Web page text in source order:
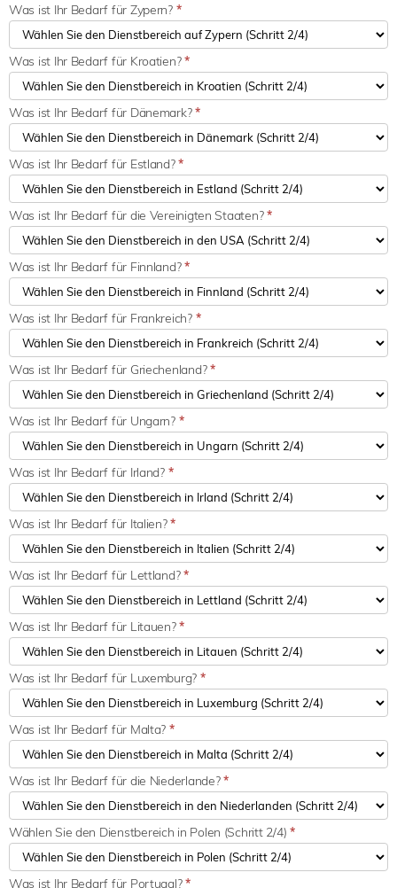
Was ist Ihr Bedarf für Zypern? *
Was ist Ihr Bedarf für Kroatien?*
Was ist Ihr Bedarf für Dänemark?*
Was ist Ihr Bedarf für Estland?*
Was ist Ihr Bedarf für die Vereinigten Staaten?*
Was ist Ihr Bedarf für Finnland?*
Was ist Ihr Bedarf für Frankreich? *
Was ist Ihr Bedarf für Griechenland?*
Was ist Ihr Bedarf für Ungarn? *
Was ist Ihr Bedarf für Irland? *
Was ist Ihr Bedarf für Italien?*
Was ist Ihr Bedarf für Lettland?*
Was ist Ihr Bedarf für Litauen?*
Was ist Ihr Bedarf für Luxemburg? *
Was ist Ihr Bedarf für Malta? *
Was ist Ihr Bedarf für die Niederlande?*
Wählen Sie den Dienstbereich in Polen (Schritt 2/4) *
Was ist Ihr Bedarf für Portugal?*